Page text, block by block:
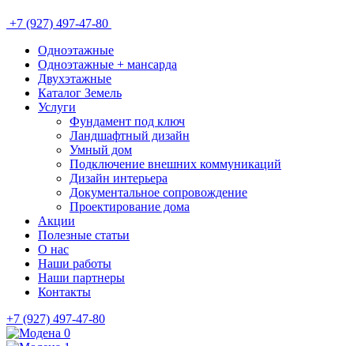
+7 (927) 497-47-80
Одноэтажные
Одноэтажные + мансарда
Двухэтажные
Каталог Земель
Услуги
Фундамент под ключ
Ландшафтный дизайн
Умный дом
Подключение внешних коммуникаций
Дизайн интерьера
Документальное сопровождение
Проектирование дома
Акции
Полезные статьи
О нас
Наши работы
Наши партнеры
Контакты
+7 (927) 497-47-80